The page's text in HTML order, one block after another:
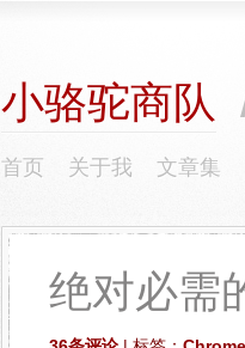
小骆驼商队
首页 关于我 文章集
绝对必需